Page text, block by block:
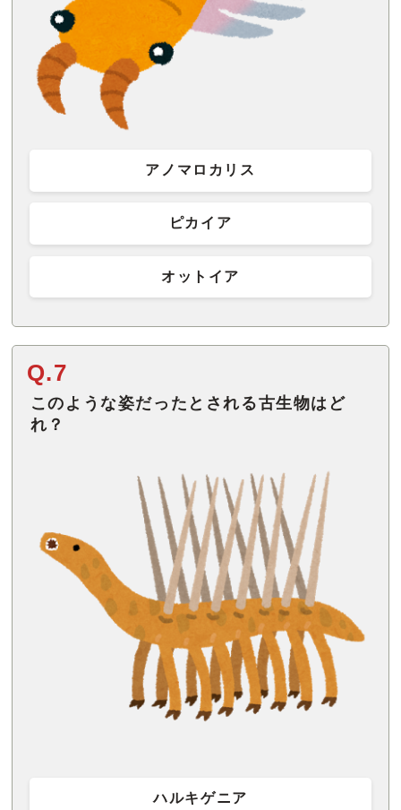
アノマロカリス
ピカイア
オットイア
Q.7
このような姿だったとされる古生物はど
れ？
ハルキゲニア